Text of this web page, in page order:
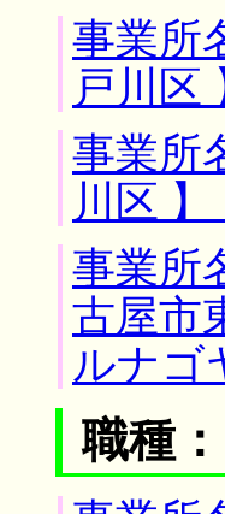
事業所
戸川
事業所
川区
事業所
古屋市
ルナゴ
職種